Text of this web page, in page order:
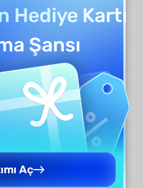
Hediye Kartı
Şansı
Aç